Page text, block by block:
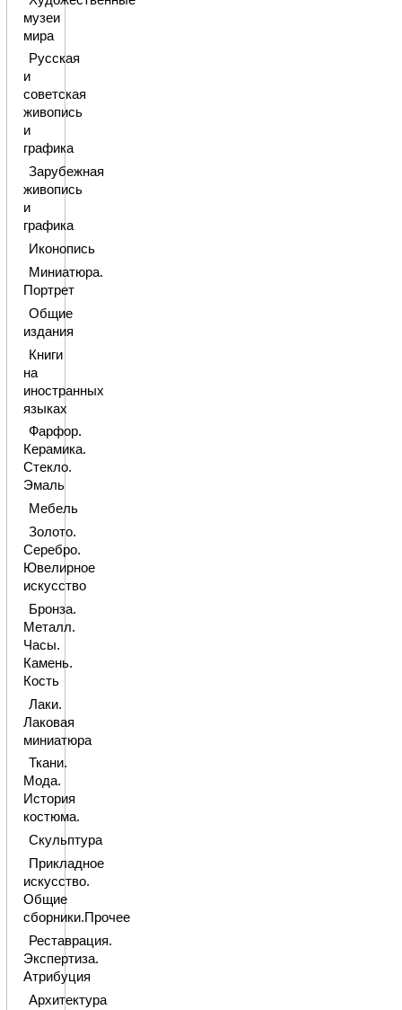
музеи
мира
Русская
и
советская
живопись
и
графика
Зарубежная
живопись
и
графика
Иконопись
Миниатюра.
Портрет
Общие
издания
Книги
на
иностранных
языках
Фарфор.
Керамика.
Стекло.
Эмаль
Мебель
Золото.
Серебро.
Ювелирное
искусство
Бронза.
Металл.
Часы.
Камень.
Кость
Лаки.
Лаковая
миниатюра
Ткани.
Мода.
История
костюма.
Скульптура
Прикладное
искусство.
Общие
сборники.Прочее
Реставрация.
Экспертиза.
Атрибуция
Архитектура